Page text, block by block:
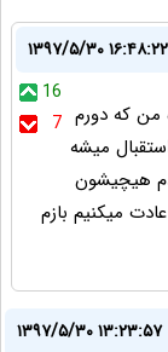
۱۳۹۷/۵/۳۰ ۱۶:۴۸:۲۲
16
7 من که دورم
میشه
این مردم هیچیشون
میکنیم بازم
۱۳۹۷/۵/۳۰ ۱۳:۲۳:۵۷